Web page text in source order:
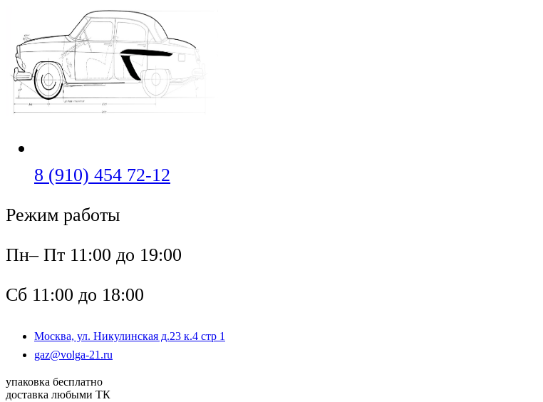
содержимому
8 (910) 454 72-12
Режим работы
Пн– Пт 11:00 до 19:00
Сб 11:00 до 18:00
Москва, ул. Никулинская д.23 к.4 стр 1
gaz@volga-21.ru
упаковка бесплатно
доставка любыми ТК